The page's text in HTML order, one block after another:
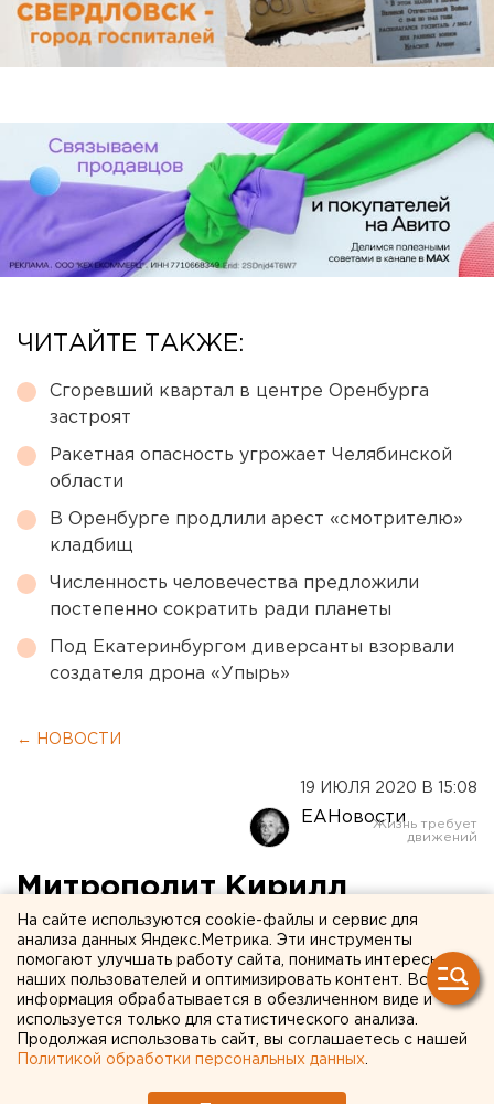
ЧИТАЙТЕ ТАКЖЕ:
Сгоревший квартал в центре Оренбурга
застроят
Ракетная опасность угрожает Челябинской
области
В Оренбурге продлили арест «смотрителю»
кладбищ
Численность человечества предложили
постепенно сократить ради планеты
Под Екатеринбургом диверсанты взорвали
создателя дрона «Упырь»
← НОВОСТИ
19 ИЮЛЯ 2020 В 15:08
ЕАНовости
Митрополит Кирилл
освятил «родительский»
храм в Верхней Пышме
На сайте используются cookie-файлы и сервис для
анализа данных Яндекс.Метрика. Эти инструменты
помогают улучшать работу сайта, понимать интересы
наших пользователей и оптимизировать контент. Вся
информация обрабатывается в обезличенном виде и
используется только для статистического анализа.
Продолжая использовать сайт, вы соглашаетесь с нашей
Политикой обработки персональных данных